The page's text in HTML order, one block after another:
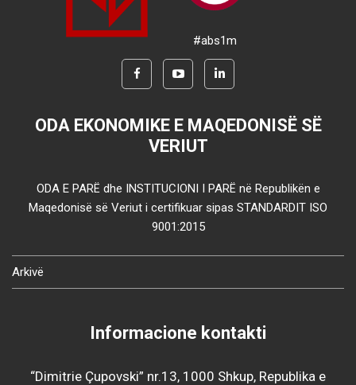
#abs1m
ODA EKONOMIKE E MAQEDONISË SË
VERIUT
ODA E PARË dhe INSTITUCIONI I PARË në Republikën e
Maqedonisë së Veriut i certifikuar sipas STANDARDIT ISO
9001:2015
Arkivë
Informacione kontakti
“Dimitrie Çupovski” nr.13, 1000 Shkup, Republika e